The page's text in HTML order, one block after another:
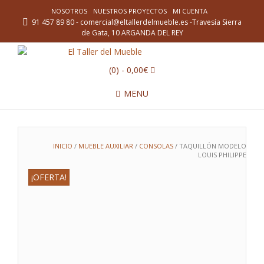
NOSOTROS NUESTROS PROYECTOS MI CUENTA
91 457 89 80 - comercial@eltallerdelmueble.es -Travesía Sierra
de Gata, 10 ARGANDA DEL REY
(0) - 0,00€
MENU
INICIO / MUEBLE AUXILIAR / CONSOLAS / TAQUILLÓN MODELO
LOUIS PHILIPPE
¡OFERTA!